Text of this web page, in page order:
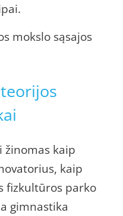
mokslo sąsajos
žinomas kaip
kaip
fizkultūros parko
gimnastika